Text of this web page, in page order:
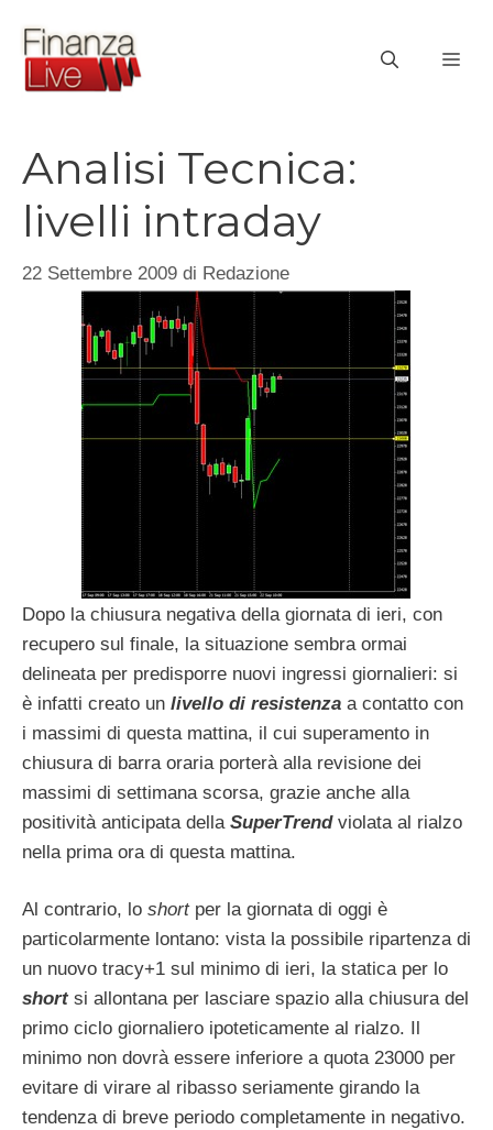
contenuto
Analisi Tecnica:
livelli intraday
22 Settembre 2009 di Redazione
Dopo la chiusura negativa della giornata di ieri, con
recupero sul finale, la situazione sembra ormai
delineata per predisporre nuovi ingressi giornalieri: si
è infatti creato un livello di resistenza a contatto con
i massimi di questa mattina, il cui superamento in
chiusura di barra oraria porterà alla revisione dei
massimi di settimana scorsa, grazie anche alla
positività anticipata della SuperTrendviolata al rialzo
nella prima ora di questa mattina.
Al contrario, lo shortper la giornata di oggi è
particolarmente lontano: vista la possibile ripartenza di
un nuovo tracy+1 sul minimo di ieri, la statica per lo
shortsi allontana per lasciare spazio alla chiusura del
primo ciclo giornaliero ipoteticamente al rialzo. Il
minimo non dovrà essere inferiore a quota 23000 per
evitare di virare al ribasso seriamente girando la
tendenza di breve periodo completamente in negativo.